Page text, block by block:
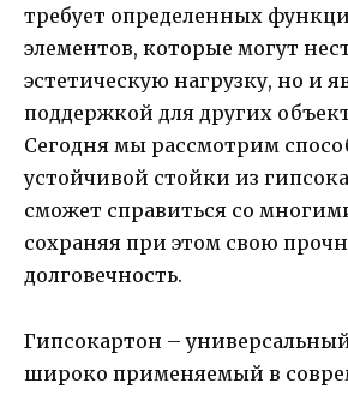
требует определенных
элементов, которые могут
эстетическую нагрузку, но и
поддержкой для других
Сегодня мы рассмотрим
устойчивой стойки из
сможет справиться со
сохраняя при этом свою
долговечность.
Гипсокартон –
широко применяемый в